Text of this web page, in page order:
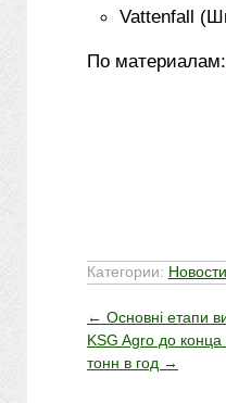
Vattenfall
По материалам:
Категории: Новости
← Основні етапи
KSG Agro до
тонн в год →